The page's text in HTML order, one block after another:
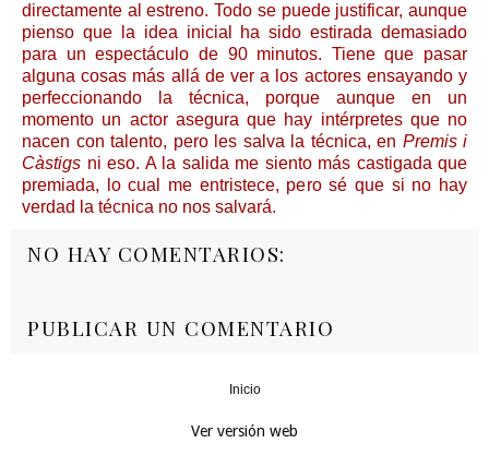
directamente al estreno. Todo se puede justificar, aunque
pienso que la idea inicial ha sido estirada demasiado
para un espectáculo de 90 minutos. Tiene que pasar
alguna cosas más allá de ver a los actores ensayando y
perfeccionando la técnica, porque aunque en un
momento un actor asegura que hay intérpretes que no
nacen con talento, pero les salva la técnica, en Premis i
Càstigs ni eso. A la salida me siento más castigada que
premiada, lo cual me entristece, pero sé que si no hay
verdad la técnica no nos salvará.
NO HAY COMENTARIOS:
PUBLICAR UN COMENTARIO
Inicio
Ver versión web